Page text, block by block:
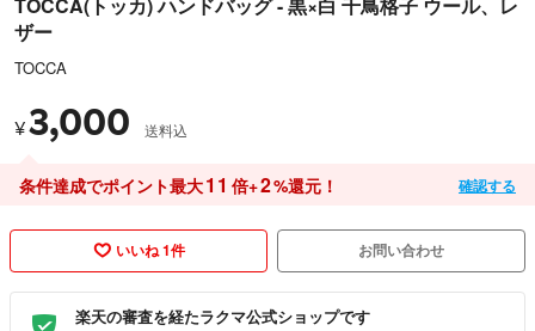
ザー
TOCCA
¥3,000 送料込
条件達成でポイント最大11 倍+2%還元！ 確認する
いいね 1件 お問い合わせ
楽天の審査を経たラクマ公式ショップです